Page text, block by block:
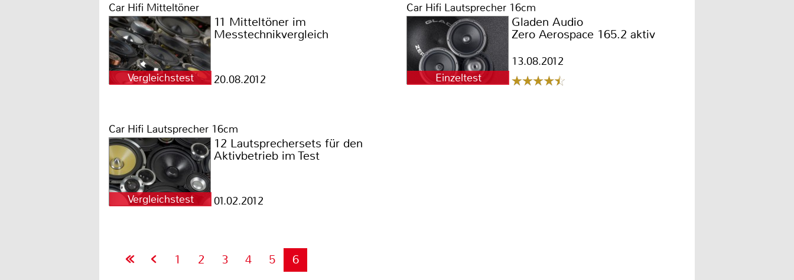
Car Hifi Mitteltöner
Vergleichstest
11 Mitteltöner im
Messtechnikvergleich
20.08.2012
Car Hifi Lautsprecher 16cm
Einzeltest
Gladen Audio
Zero Aerospace 165.2 aktiv
13.08.2012
Car Hifi Lautsprecher 16cm
Vergleichstest
12 Lautsprechersets für den
Aktivbetrieb im Test
01.02.2012
1 2 3 4 5 6